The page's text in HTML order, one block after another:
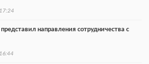
направления сотрудничества с